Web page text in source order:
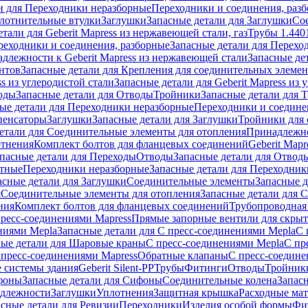
для Переходники неразборныеПереходники и соединения,
втулкиЗаглушкиЗапасные детали для Заглушки
для Geberit Mapress из нержавеющей стали, газТрубы
и соединения, разборныеЗапасные детали для
к Geberit Mapress из нержавеющей сталиЗапасные
Запасные детали для Крепления для соединительных
из углеродистой сталиЗапасные детали для Geberit Mapress из
Запасные детали для ОтводыТройникиЗапасные детали для
детали для Переходники неразборныеПереходники и
ЗаглушкиЗапасные детали для ЗаглушкиТройники для
для Соединительные элементы для отопления
Комплект болтов для фланцевых соединенийGeberit
детали для ПереходыОтводыЗапасные детали для
Переходники неразборныеЗапасные детали для
детали для ЗаглушкиСоединительные элементыЗапасные
Соединительные элементы для отопленияЗапасные детали для
Комплект болтов для фланцевых соединений
соединениями MapressПрямые запорные вентили для
MeplaЗапасные детали для С пресс-соединениями MeplaС
детали для Шаровые краныС пресс-соединениями MeplaС
соединениями MapressОбратные клапаныС пресс-
зданияGeberit Silent-PPТрубыФитингиОтводы
Запасные детали для СифоныСоединительные колена
ЗаглушкиУплотненияЗащитная крышкаРасходные
детали для РевизииПереходникиИзделия особой формы